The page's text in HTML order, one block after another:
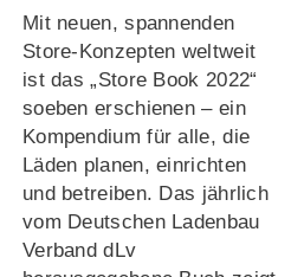
Mit neuen, spannenden
Store-Konzepten weltweit
ist das „Store Book 2022“
soeben erschienen – ein
Kompendium für alle, die
Läden planen, einrichten
und betreiben. Das jährlich
vom Deutschen Ladenbau
Verband dLv